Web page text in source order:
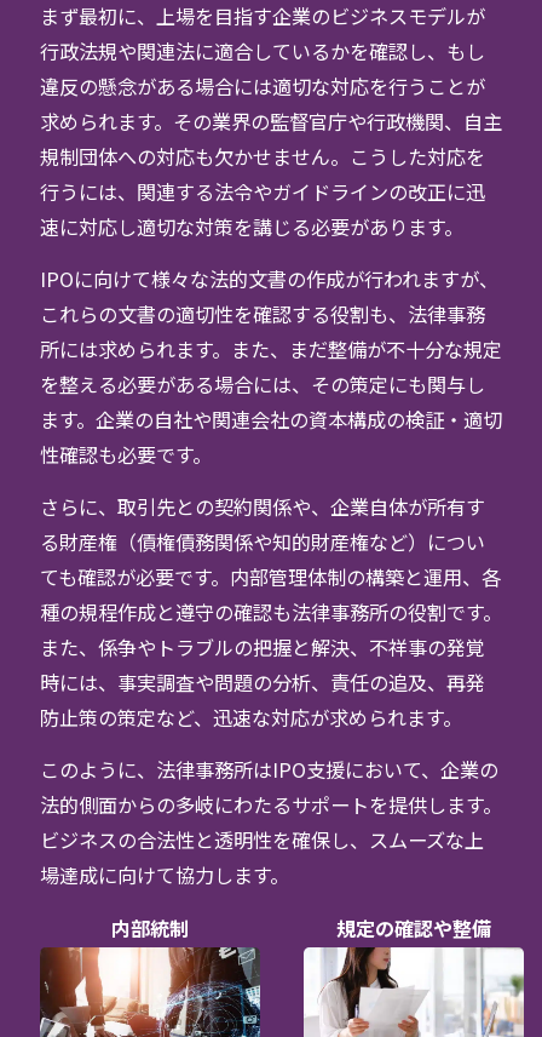
まず最初に、上場を目指す企業のビジネスモデルが
行政法規や関連法に適合しているかを確認し、もし
違反の懸念がある場合には適切な対応を行うことが
求められます。その業界の監督官庁や行政機関、自主
規制団体への対応も欠かせません。こうした対応を
行うには、関連する法令やガイドラインの改正に迅
速に対応し適切な対策を講じる必要があります。
IPOに向けて様々な法的文書の作成が行われますが、
これらの文書の適切性を確認する役割も、法律事務
所には求められます。また、まだ整備が不十分な規定
を整える必要がある場合には、その策定にも関与し
ます。企業の自社や関連会社の資本構成の検証・適切
性確認も必要です。
さらに、取引先との契約関係や、企業自体が所有す
る財産権（債権債務関係や知的財産権など）につい
ても確認が必要です。内部管理体制の構築と運用、各
種の規程作成と遵守の確認も法律事務所の役割です。
また、係争やトラブルの把握と解決、不祥事の発覚
時には、事実調査や問題の分析、責任の追及、再発
防止策の策定など、迅速な対応が求められます。
このように、法律事務所はIPO支援において、企業の
法的側面からの多岐にわたるサポートを提供します。
ビジネスの合法性と透明性を確保し、スムーズな上
場達成に向けて協力します。
内部統制
規定の確認や整備